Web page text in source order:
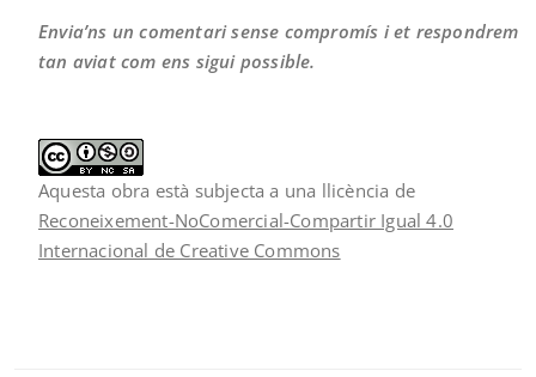
Envia’ns un comentari sense compromís i et respondrem
tan aviat com ens sigui possible.
Aquesta obra està subjecta a una llicència de
Reconeixement-NoComercial-Compartir Igual 4.0
Internacional de Creative Commons